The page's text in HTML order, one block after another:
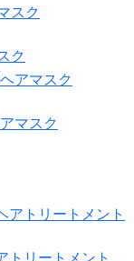
ク
マスク
トリートメント